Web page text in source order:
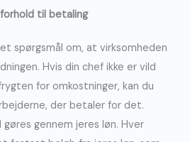
til betaling
spørgsmål om, at virksomheden
Hvis din chef ikke er vild
for omkostninger, kan du
der betaler for det.
gennem jeres løn. Hver